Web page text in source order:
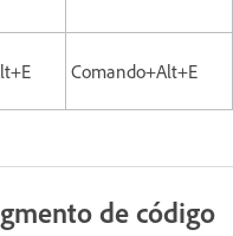
Comando+Alt+E
de código